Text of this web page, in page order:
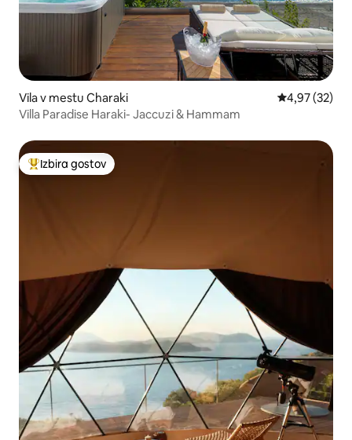
Vila v mestu Charaki Povprečna
4,97 (32)
Villa Paradise Haraki- Jaccuzi & Hammam
Najbolj priljubljena prenočišča z značko »Izbira gostov«
Izbira gostov